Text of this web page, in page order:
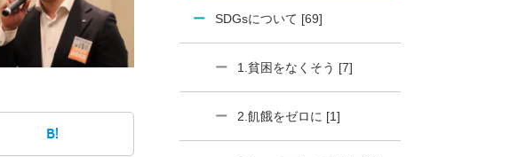
B!
SDGsについて [69]
1.貧困をなくそう [7]
2.飢餓をゼロに [1]